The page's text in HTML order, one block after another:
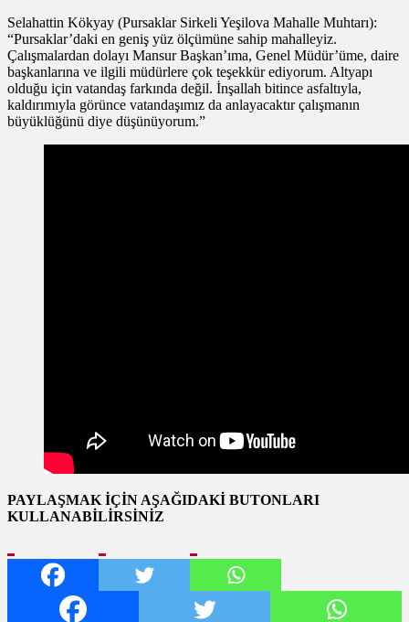
Selahattin Kökyay (Pursaklar Sirkeli Yeşilova Mahalle Muhtarı):
“Pursaklar’daki en geniş yüz ölçümüne sahip mahalleyiz.
Çalışmalardan dolayı Mansur Başkan’ıma, Genel Müdür’üme, daire
başkanlarına ve ilgili müdürlere çok teşekkür ediyorum. Altyapı
olduğu için vatandaş farkında değil. İnşallah bitince asfaltıyla,
kaldırımıyla görünce vatandaşımız da anlayacaktır çalışmanın
büyüklüğünü diye düşünüyorum.”
PAYLAŞMAK İÇİN AŞAĞIDAKİ BUTONLARI
KULLANABİLİRSİNİZ